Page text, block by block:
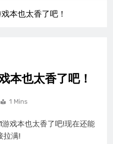
本也太香了吧！
本也太香了吧！
1 Mins
戏本也太香了吧!现在还能
拉满!